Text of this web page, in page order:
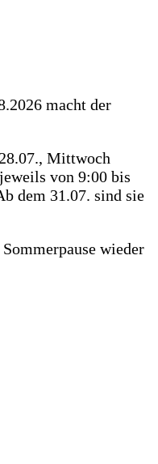
macht der
Mittwoch
von 9:00 bis
dem 31.07. sind sie
wieder